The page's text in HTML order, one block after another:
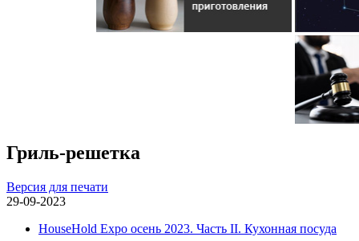
Гриль-решетка
Версия для печати
29-09-2023
HouseHold Expo осень 2023. Часть II. Кухонная посуда